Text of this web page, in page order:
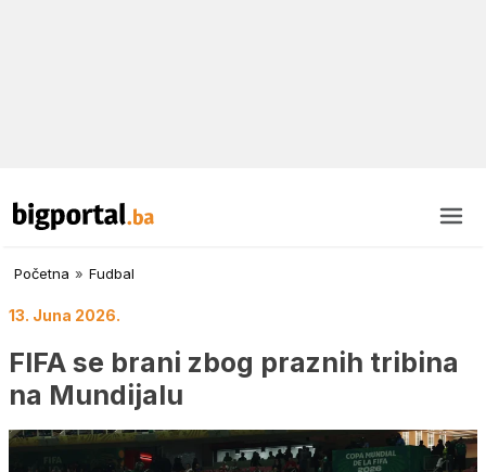
Početna » Fudbal
13. Juna 2026.
FIFA se brani zbog praznih tribina
na Mundijalu